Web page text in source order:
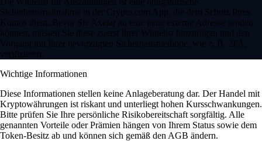
Sicherheitsmaßnahme in der Crypto.com App, die dem Schutz Ihres
Kontos dient. Bevor Sie Axelar an eine neue externe Adresse senden
können, müssen Sie diese zuerst Ihrer Whitelist hinzufügen und den
Vorgang mit Ihrer bevorzugten Sicherheitsmethode, wie z. B. 2FA,
verifizieren.
Wichtige Informationen
Diese Informationen stellen keine Anlageberatung dar. Der Handel mit
Kryptowährungen ist riskant und unterliegt hohen Kursschwankungen.
Bitte prüfen Sie Ihre persönliche Risikobereitschaft sorgfältig. Alle
genannten Vorteile oder Prämien hängen von Ihrem Status sowie dem
Token-Besitz ab und können sich gemäß den AGB ändern.